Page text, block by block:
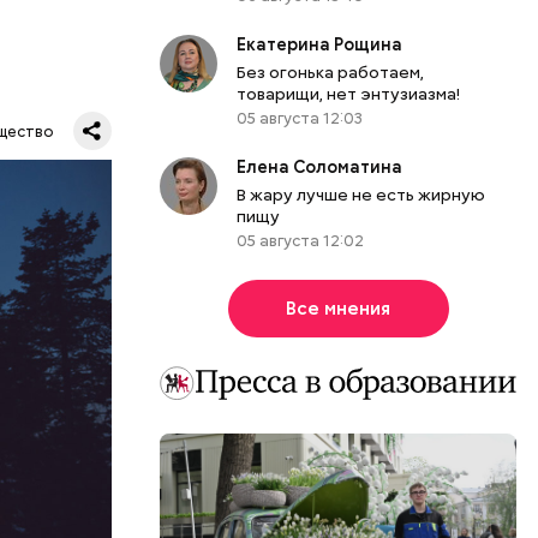
— в
Екатерина Рощина
Без огонька работаем,
товарищи, нет энтузиазма!
05 августа 12:03
Елена Соломатина
В жару лучше не есть жирную
пищу
05 августа 12:02
Все мнения